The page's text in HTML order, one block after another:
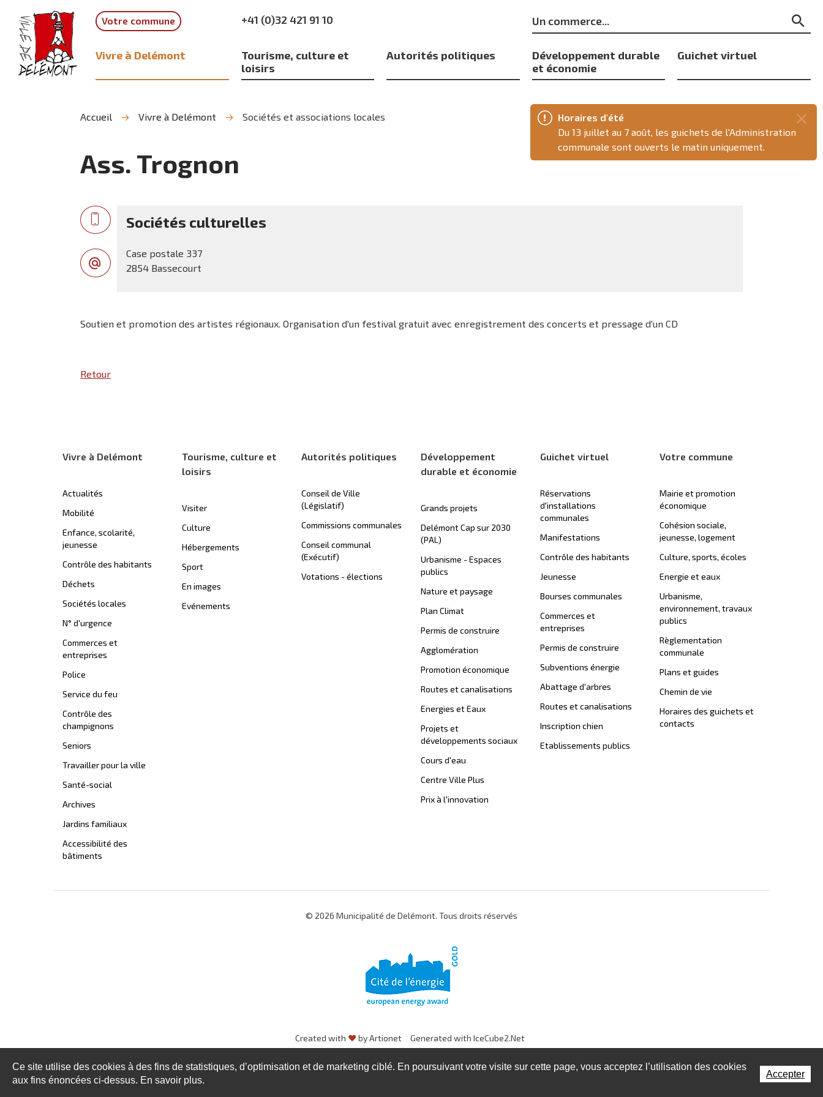
recherche
contenu
navigation
Horaires d'été
Du 13 juillet au 7 août, les guichets de l'Administration
communale sont ouverts le matin uniquement.
Votre commune +41 (0)32 421 91 10
Mots
clés
Vivre à Delémont
Tourisme, culture et
loisirs
Autorités politiques
Développement durable
et économie
Guichet virtuel
Accueil Vivre à Delémont Sociétés et associations locales
Ass. Trognon
Sociétés culturelles
Case postale 337
2854 Bassecourt
Soutien et promotion des artistes régionaux. Organisation d'un festival gratuit avec enregistrement des concerts et pressage d'un CD
Retour
Vivre à Delémont
Actualités
Mobilité
Enfance, scolarité,
jeunesse
Contrôle des habitants
Déchets
Sociétés locales
N° d'urgence
Commerces et
entreprises
Police
Service du feu
Contrôle des
champignons
Seniors
Travailler pour la ville
Santé-social
Archives
Jardins familiaux
Accessibilité des
bâtiments
Tourisme, culture et
loisirs
Visiter
Culture
Hébergements
Sport
En images
Evénements
Autorités politiques
Conseil de Ville
(Législatif)
Commissions communales
Conseil communal
(Exécutif)
Votations - élections
Développement
durable et économie
Grands projets
Delémont Cap sur 2030
(PAL)
Urbanisme - Espaces
publics
Nature et paysage
Plan Climat
Permis de construire
Agglomération
Promotion économique
Routes et canalisations
Energies et Eaux
Projets et
développements sociaux
Cours d'eau
Centre Ville Plus
Prix à l'innovation
Guichet virtuel
Réservations
d'installations
communales
Manifestations
Contrôle des habitants
Jeunesse
Bourses communales
Commerces et
entreprises
Permis de construire
Subventions énergie
Abattage d'arbres
Routes et canalisations
Inscription chien
Etablissements publics
Votre commune
Mairie et promotion
économique
Cohésion sociale,
jeunesse, logement
Culture, sports, écoles
Energie et eaux
Urbanisme,
environnement, travaux
publics
Règlementation
communale
Plans et guides
Chemin de vie
Horaires des guichets et
contacts
© 2026 Municipalité de Delémont. Tous droits réservés
Created with ♥by Artionet Generated with IceCube2.Net
Ce site utilise des cookies à des fins de statistiques, d’optimisation et de marketing ciblé. En poursuivant votre visite sur cette page, vous acceptez l’utilisation des cookies
aux fins énoncées ci-dessus. En savoir plus.
Accepter